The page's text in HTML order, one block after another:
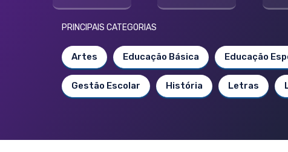
PRINCIPAIS CATEGORIAS
Artes Educação Básica Educação
Gestão Escolar História Letras